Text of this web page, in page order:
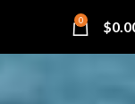
0 $